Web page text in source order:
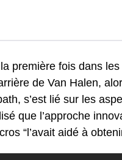
première fois dans les
de Van Halen,
s’est lié sur les
que l’approche
“l’avait aidé à